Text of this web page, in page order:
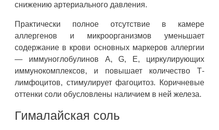
снижению артериального давления.
Практически полное отсутствие в камере
аллергенов и микроорганизмов уменьшает
содержание в крови основных маркеров аллергии
— иммуноглобулинов A, G, E, циркулирующих
иммунокомплексов, и повышает количество Т-
лимфоцитов, стимулирует фагоцитоз. Коричневые
оттенки соли обусловлены наличием в ней железа.
Гималайская соль